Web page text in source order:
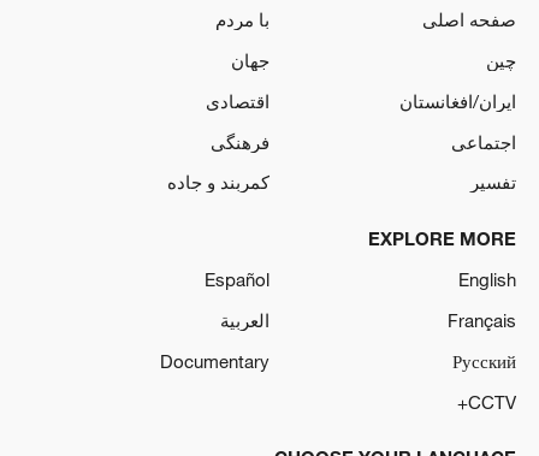
صفحه اصلی
با مردم
چین
جهان
ایران/افغانستان
اقتصادی
اجتماعی
فرهنگی
تفسیر
کمربند و جاده
EXPLORE MORE
English
Español
Français
العربية
Русский
Documentary
CCTV+